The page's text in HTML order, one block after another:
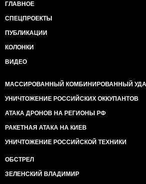
ГЛАВНОЕ
СПЕЦПРОЕКТЫ
ПУБЛИКАЦИИ
КОЛОНКИ
ВИДЕО
МАССИРОВАННЫЙ КОМБИНИРОВАННЫЙ
УНИЧТОЖЕНИЕ РОССИЙСКИХ ОККУПАНТОВ
АТАКА ДРОНОВ НА РЕГИОНЫ РФ
РАКЕТНАЯ АТАКА НА КИЕВ
УНИЧТОЖЕНИЕ РОССИЙСКОЙ ТЕХНИКИ
ОБСТРЕЛ
ЗЕЛЕНСКИЙ ВЛАДИМИР